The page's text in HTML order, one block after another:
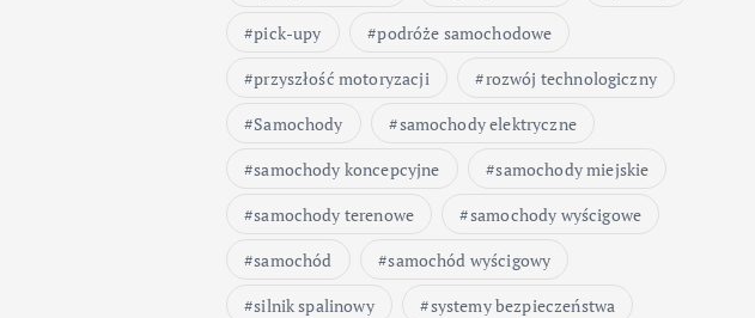
pick-upy
podróże samochodowe
przyszłość motoryzacji
rozwój technologiczny
Samochody
samochody elektryczne
samochody koncepcyjne
samochody miejskie
samochody terenowe
samochody wyścigowe
samochód
samochód wyścigowy
silnik spalinowy
systemy bezpieczeństwa